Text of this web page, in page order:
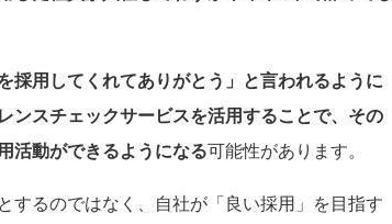
採用してくれてありがとう」と言われるように
ンスチェックサービスを活用することで、その
活動ができるようになる可能性があります。
るのではなく、自社が「良い採用」を目指す